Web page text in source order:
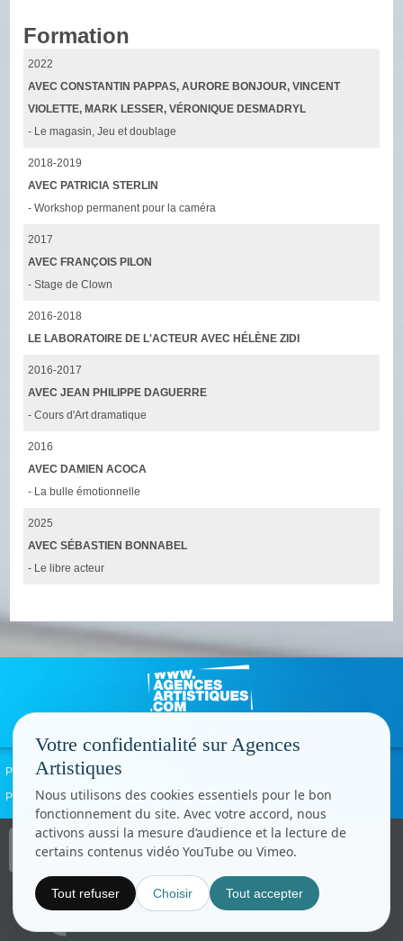
Formation
2022
AVEC CONSTANTIN PAPPAS, AURORE BONJOUR, VINCENT
VIOLETTE, MARK LESSER, VÉRONIQUE DESMADRYL
- Le magasin, Jeu et doublage
2018-2019
AVEC PATRICIA STERLIN
- Workshop permanent pour la caméra
2017
AVEC FRANÇOIS PILON
- Stage de Clown
2016-2018
LE LABORATOIRE DE L'ACTEUR AVEC HÉLÈNE ZIDI
2016-2017
AVEC JEAN PHILIPPE DAGUERRE
- Cours d'Art dramatique
2016
AVEC DAMIEN ACOCA
- La bulle émotionnelle
2025
AVEC SÉBASTIEN BONNABEL
- Le libre acteur
Politique de confidentialité
Paramètres cookies
Copyright © CC.Comunication
Tous droits réservés
Votre confidentialité sur Agences
Artistiques
Nous utilisons des cookies essentiels pour le bon
fonctionnement du site. Avec votre accord, nous
activons aussi la mesure d’audience et la lecture de
certains contenus vidéo YouTube ou Vimeo.
Tout refuser Choisir Tout accepter